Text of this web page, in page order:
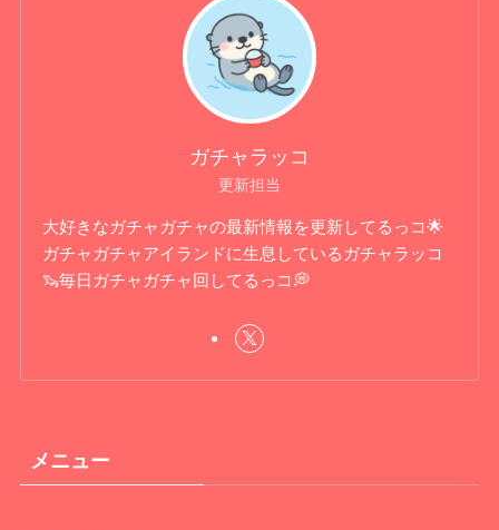
ガチャラッコ
更新担当
大好きなガチャガチャの最新情報を更新してるっコ🌟
ガチャガチャアイランドに生息しているガチャラッコ
🦦毎日ガチャガチャ回してるっコ💭
メニュー